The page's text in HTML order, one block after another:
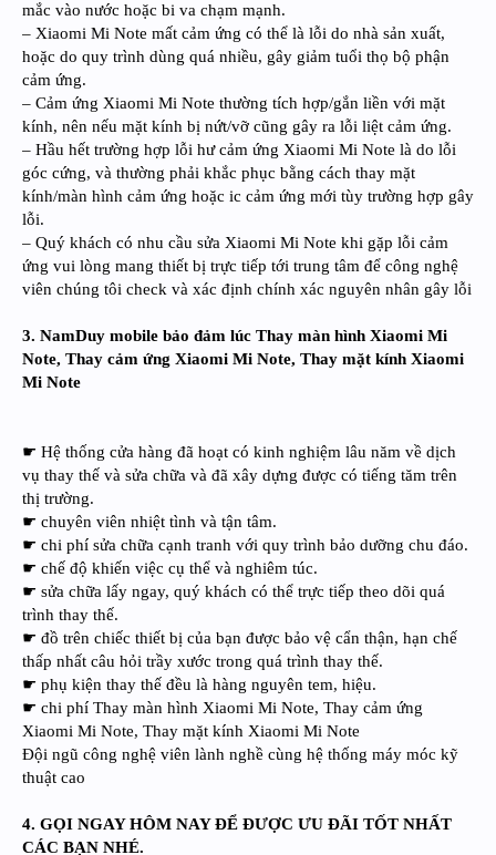
mắc vào nước hoặc bi va chạm mạnh.
– Xiaomi Mi Note mất cảm ứng có thể là lỗi do nhà sản xuất,
hoặc do quy trình dùng quá nhiều, gây giảm tuổi thọ bộ phận
cảm ứng.
– Cảm ứng Xiaomi Mi Note thường tích hợp/gắn liền với mặt
kính, nên nếu mặt kính bị nứt/vỡ cũng gây ra lỗi liệt cảm ứng.
– Hầu hết trường hợp lỗi hư cảm ứng Xiaomi Mi Note là do lỗi
góc cứng, và thường phải khắc phục bằng cách thay mặt
kính/màn hình cảm ứng hoặc ic cảm ứng mới tùy trường hợp gây
lỗi.
– Quý khách có nhu cầu sửa Xiaomi Mi Note khi gặp lỗi cảm
ứng vui lòng mang thiết bị trực tiếp tới trung tâm để công nghệ
viên chúng tôi check và xác định chính xác nguyên nhân gây lỗi
3. NamDuy mobile bảo đảm lúc Thay màn hình Xiaomi Mi
Note, Thay cảm ứng Xiaomi Mi Note, Thay mặt kính Xiaomi
Mi Note
☛ Hệ thống cửa hàng đã hoạt có kinh nghiệm lâu năm về dịch
vụ thay thế và sửa chữa và đã xây dựng được có tiếng tăm trên
thị trường.
☛ chuyên viên nhiệt tình và tận tâm.
☛ chi phí sửa chữa cạnh tranh với quy trình bảo dưỡng chu đáo.
☛ chế độ khiến việc cụ thể và nghiêm túc.
☛ sửa chữa lấy ngay, quý khách có thể trực tiếp theo dõi quá
trình thay thế.
☛ đồ trên chiếc thiết bị của bạn được bảo vệ cẩn thận, hạn chế
thấp nhất câu hỏi trầy xước trong quá trình thay thế.
☛ phụ kiện thay thế đều là hàng nguyên tem, hiệu.
☛ chi phí Thay màn hình Xiaomi Mi Note, Thay cảm ứng
Xiaomi Mi Note, Thay mặt kính Xiaomi Mi Note
Đội ngũ công nghệ viên lành nghề cùng hệ thống máy móc kỹ
thuật cao
4. GỌI NGAY HÔM NAY ĐỂ ĐƯỢC ƯU ĐÃI TỐT NHẤT
CÁC BẠN NHÉ.